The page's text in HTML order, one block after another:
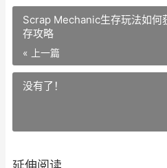
Scrap Mechanic生存玩法如
存攻略
« 上一篇
没有了！